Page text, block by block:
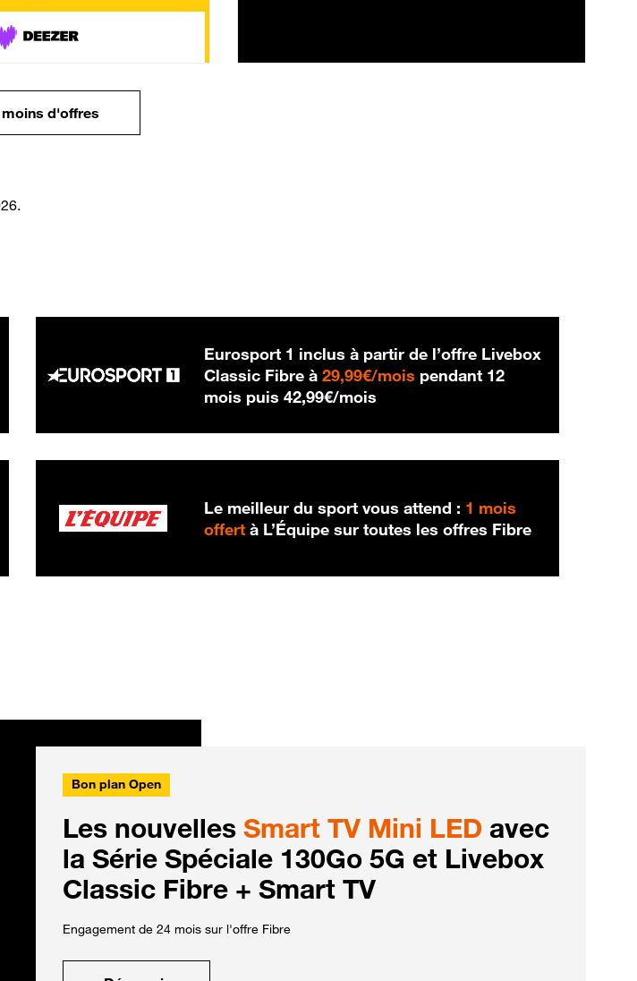
moins d'offres
Eurosport 1 inclus à partir de l’offre Livebox
Classic Fibre à29,99€/mois 29,99 € par mois
pendant 12
mois puis42,99€/mois
Le meilleur du sport vous attend : 1 mois
offert à L’Équipe sur toutes les offres Fibre
Bon plan Open
Les nouvelles Smart TV Mini LED avec
la Série Spéciale 130Go 5G et Livebox
Classic Fibre + Smart TV
Engagement de 24 mois sur l'offre Fibre